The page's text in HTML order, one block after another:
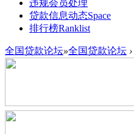
违规会员处理
贷款信息动态Space
排行榜Ranklist
全国贷款论坛»全国贷款论坛 ›